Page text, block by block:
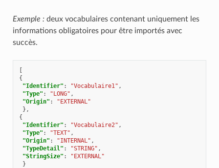
Exemple : deux vocabulaires contenant uniquement les
informations obligatoires pour être importés avec
succès.
{
"Identifier" : "Vocabulaire1" ,
"Type" : "LONG" ,
"Origin" :
"EXTERNAL"
},
{
"Identifier" : "Vocabulaire2" ,
"Type" : "TEXT" ,
"Origin" : "INTERNAL" ,
"TypeDetail" : "STRING" ,
"StringSize" :
"EXTERNAL"
}